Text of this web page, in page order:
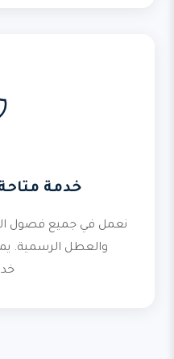
خدمة
نعمل في جميع فصول
والعطل الرسمية.